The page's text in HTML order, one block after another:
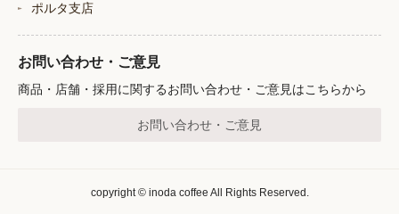
ポルタ支店
お問い合わせ・ご意見
商品・店舗・採用に関するお問い合わせ・ご意見はこちらから
お問い合わせ・ご意見
copyright © inoda coffee All Rights Reserved.